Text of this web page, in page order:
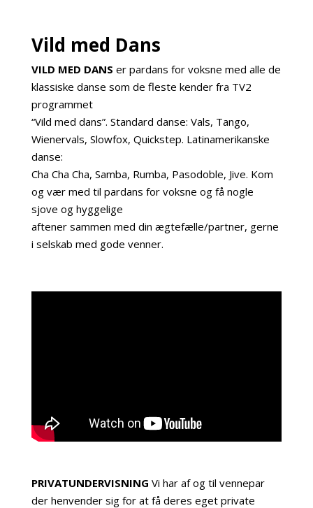
Vild med Dans
VILD MED DANS er pardans for voksne med alle de
klassiske danse som de fleste kender fra TV2
programmet
“Vild med dans”. Standard danse: Vals, Tango,
Wienervals, Slowfox, Quickstep. Latinamerikanske
danse:
Cha Cha Cha, Samba, Rumba, Pasodoble, Jive. Kom
og vær med til pardans for voksne og få nogle
sjove og hyggelige
aftener sammen med din ægtefælle/partner, gerne
i selskab med gode venner.
PRIVATUNDERVISNING Vi har af og til vennepar
der henvender sig for at få deres eget private